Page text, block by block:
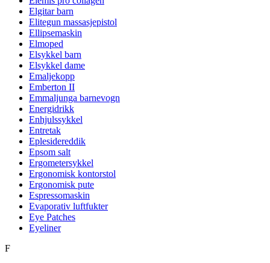
Elgitar barn
Elitegun massasjepistol
Ellipsemaskin
Elmoped
Elsykkel barn
Elsykkel dame
Emaljekopp
Emberton II
Emmaljunga barnevogn
Energidrikk
Enhjulssykkel
Entretak
Eplesidereddik
Epsom salt
Ergometersykkel
Ergonomisk kontorstol
Ergonomisk pute
Espressomaskin
Evaporativ luftfukter
Eye Patches
Eyeliner
F